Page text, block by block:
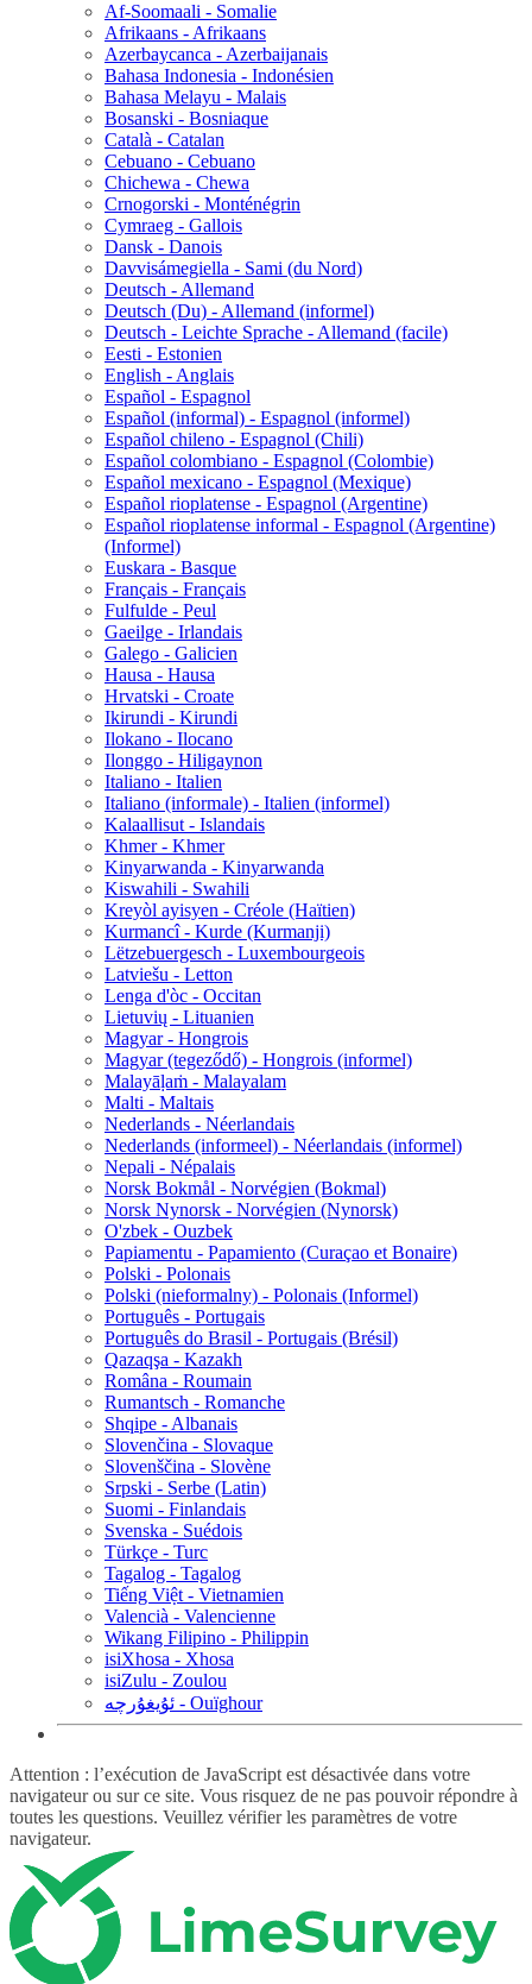
Af-Soomaali - Somalie
Afrikaans - Afrikaans
Azerbaycanca - Azerbaijanais
Bahasa Indonesia - Indonésien
Bahasa Melayu - Malais
Bosanski - Bosniaque
Català - Catalan
Cebuano - Cebuano
Chichewa - Chewa
Crnogorski - Monténégrin
Cymraeg - Gallois
Dansk - Danois
Davvisámegiella - Sami (du Nord)
Deutsch - Allemand
Deutsch (Du) - Allemand (informel)
Deutsch - Leichte Sprache - Allemand (facile)
Eesti - Estonien
English - Anglais
Español - Espagnol
Español (informal) - Espagnol (informel)
Español chileno - Espagnol (Chili)
Español colombiano - Espagnol (Colombie)
Español mexicano - Espagnol (Mexique)
Español rioplatense - Espagnol (Argentine)
Español rioplatense informal - Espagnol (Argentine)
(Informel)
Euskara - Basque
Français - Français
Fulfulde - Peul
Gaeilge - Irlandais
Galego - Galicien
Hausa - Hausa
Hrvatski - Croate
Ikirundi - Kirundi
Ilokano - Ilocano
Ilonggo - Hiligaynon
Italiano - Italien
Italiano (informale) - Italien (informel)
Kalaallisut - Islandais
Khmer - Khmer
Kinyarwanda - Kinyarwanda
Kiswahili - Swahili
Kreyòl ayisyen - Créole (Haïtien)
Kurmancî - Kurde (Kurmanji)
Lëtzebuergesch - Luxembourgeois
Latviešu - Letton
Lenga d'òc - Occitan
Lietuvių - Lituanien
Magyar - Hongrois
Magyar (tegeződő) - Hongrois (informel)
Malayāḷaṁ - Malayalam
Malti - Maltais
Nederlands - Néerlandais
Nederlands (informeel) - Néerlandais (informel)
Nepali - Népalais
Norsk Bokmål - Norvégien (Bokmal)
Norsk Nynorsk - Norvégien (Nynorsk)
O'zbek - Ouzbek
Papiamentu - Papamiento (Curaçao et Bonaire)
Polski - Polonais
Polski (nieformalny) - Polonais (Informel)
Português - Portugais
Português do Brasil - Portugais (Brésil)
Qazaqşa - Kazakh
Româna - Roumain
Rumantsch - Romanche
Shqipe - Albanais
Slovenčina - Slovaque
Slovenščina - Slovène
Srpski - Serbe (Latin)
Suomi - Finlandais
Svenska - Suédois
Türkçe - Turc
Tagalog - Tagalog
Tiếng Việt - Vietnamien
Valencià - Valencienne
Wikang Filipino - Philippin
isiXhosa - Xhosa
isiZulu - Zoulou
ئۇيغۇرچە - Ouïghour
Attention : l’exécution de JavaScript est désactivée dans votre
navigateur ou sur ce site. Vous risquez de ne pas pouvoir répondre à
toutes les questions. Veuillez vérifier les paramètres de votre
navigateur.